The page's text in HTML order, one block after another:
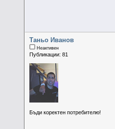
Таньо Иванов
Неактивен
Публикации: 81
Бъди коректен потребителю!